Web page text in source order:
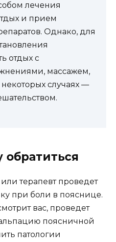
лечения
и прием
Однако, для
отдых с
массажем,
случаях —
обратиться
терапевт проведет
при боли в пояснице.
вас, проведет
поясничной
патологии